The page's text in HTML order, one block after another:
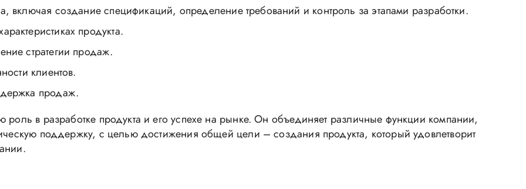
включая создание спецификаций, определение требований и контроль за этапами разработки.
продукта.
стратегии продаж.
клиентов.
продаж.
роль в разработке продукта и его успехе на рынке. Он объединяет различные функции компании,
поддержку, с целью достижения общей цели – создания продукта, который удовлетворит